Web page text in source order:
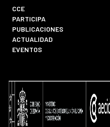
CCE
PARTICIPA
PUBLICACIONES
ACTUALIDAD
EVENTOS